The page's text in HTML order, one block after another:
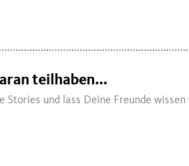
teilhaben...
Stories und lass Deine Freunde